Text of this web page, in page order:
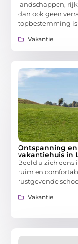
landschappen,
dan ook geen
topbestemming is
Vakantie
Ontspanning
vakantiehuis in
Beeld u zich eens
ruim en
rustgevende
Vakantie